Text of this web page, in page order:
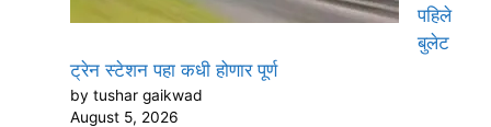
पहिले
बुलेट
ट्रेन स्टेशन पहा कधी होणार पूर्ण
by tushar gaikwad
August 5, 2026